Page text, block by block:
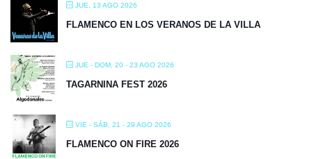
JUE, 13 AGO 2026
FLAMENCO EN LOS VERANOS DE LA VILLA
JUE - DOM, 20 - 23 AGO 2026
TAGARNINA FEST 2026
VIE - SÁB, 21 - 29 AGO 2026
FLAMENCO ON FIRE 2026